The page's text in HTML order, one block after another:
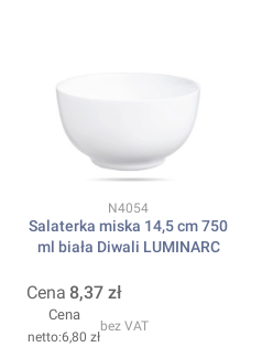
Kod produktu
N4054
Salaterka miska 14,5 cm 750
ml biała Diwali LUMINARC
Cena 8,37 zł
Cena
6,80 zł
bez VAT